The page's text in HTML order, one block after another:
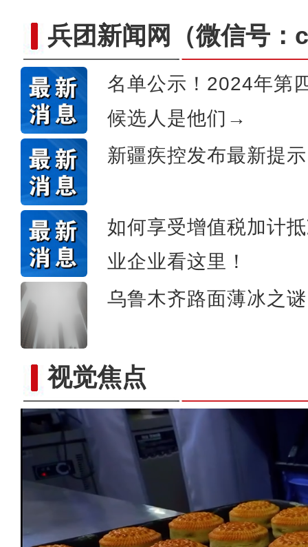
兵团新闻网 （微信号
名单公示！2024年第
候选人是他们→
新疆疾控发布最新提
如何享受增值税加计
业企业看这里！
乌鲁木齐路面薄冰之
视觉焦点
侨乡故事 | 从游客到创客：
侨乡故事 | 新疆吐鲁番烘焙